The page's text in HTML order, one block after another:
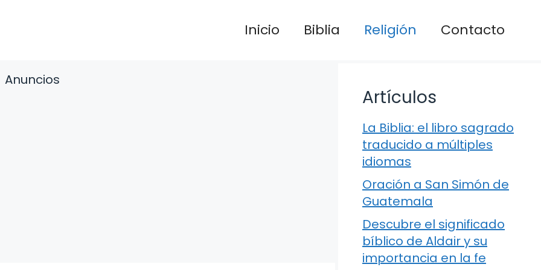
Inicio Biblia Religión Contacto
Anuncios
Artículos
La Biblia: el libro sagrado
traducido a múltiples
idiomas
Oración a San Simón de
Guatemala
Descubre el significado
bíblico de Aldair y su
importancia en la fe